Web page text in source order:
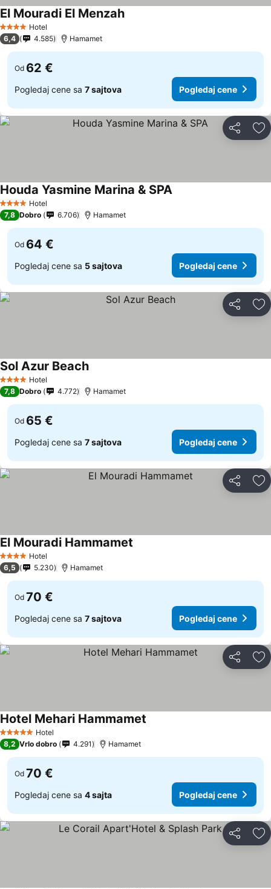
4 ZvezdiceHotel
El Mouradi El Menzah
6,4 4.585 Hamamet
Od 62 €
Pogledaj cene sa 7 sajtova Pogledaj cene
Deli
4 ZvezdiceHotel
Houda Yasmine Marina & SPA
7,8 Dobro 6.706 Hamamet
Od 64 €
Pogledaj cene sa 5 sajtova Pogledaj cene
Deli
4 ZvezdiceHotel
Sol Azur Beach
7,8 Dobro 4.772 Hamamet
Od 65 €
Pogledaj cene sa 7 sajtova Pogledaj cene
Deli
4 ZvezdiceHotel
El Mouradi Hammamet
6,5 5.230 Hamamet
Od 70 €
Pogledaj cene sa 7 sajtova Pogledaj cene
Deli
5 ZvezdiceHotel
Hotel Mehari Hammamet
8,2 Vrlo dobro 4.291 Hamamet
Od 70 €
Pogledaj cene sa 4 sajta Pogledaj cene
Deli